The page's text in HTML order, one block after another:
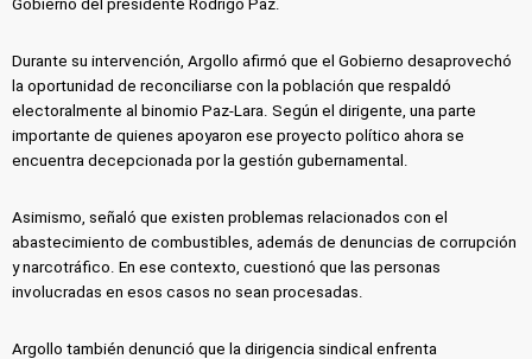
Gobierno del presidente Rodrigo Paz.
Durante su intervención, Argollo afirmó que el Gobierno desaprovechó
la oportunidad de reconciliarse con la población que respaldó
electoralmente al binomio Paz-Lara. Según el dirigente, una parte
importante de quienes apoyaron ese proyecto político ahora se
encuentra decepcionada por la gestión gubernamental.
Asimismo, señaló que existen problemas relacionados con el
abastecimiento de combustibles, además de denuncias de corrupción
y narcotráfico. En ese contexto, cuestionó que las personas
involucradas en esos casos no sean procesadas.
Argollo también denunció que la dirigencia sindical enfrenta